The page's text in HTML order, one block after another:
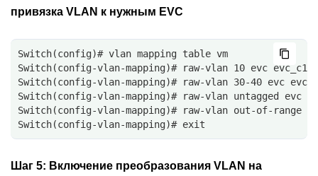
привязка VLAN к нужным EVC
Switch(config)# vlan mapping table vm
Switch(config-vlan-mapping)# raw-vlan 10 evc evc_c1
Switch(config-vlan-mapping)# raw-vlan 30-40 evc
Switch(config-vlan-mapping)# raw-vlan untagged evc
Switch(config-vlan-mapping)# raw-vlan out-of-range
Switch(config-vlan-mapping)# exit
Шаг 5: Включение преобразования VLAN на